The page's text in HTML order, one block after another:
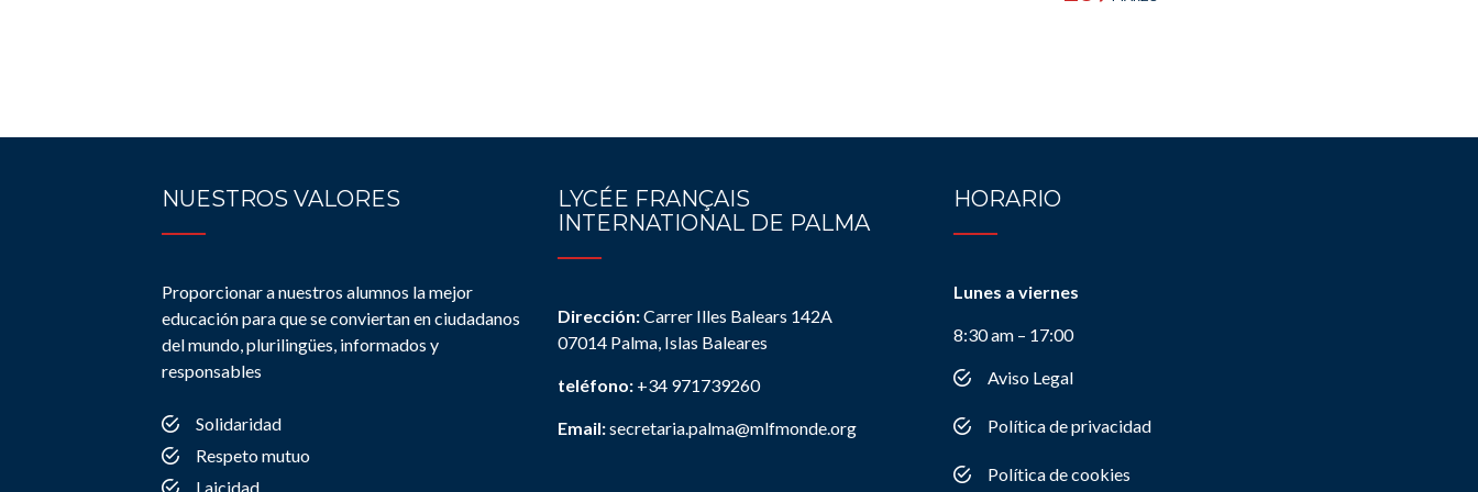
NUESTROS VALORES
Proporcionar a nuestros alumnos la mejor
educación para que se conviertan en ciudadanos
del mundo, plurilingües, informados y
responsables
Solidaridad
Respeto mutuo
Laicidad
LYCÉE FRANÇAIS
INTERNATIONAL DE PALMA
Dirección:Carrer Illes Balears 142A
07014 Palma, Islas Baleares
teléfono: +34 971739260
Email:secretaria.palma@mlfmonde.org
HORARIO
Lunes a viernes
8:30 am – 17:00
Aviso Legal
Política de privacidad
Política de cookies